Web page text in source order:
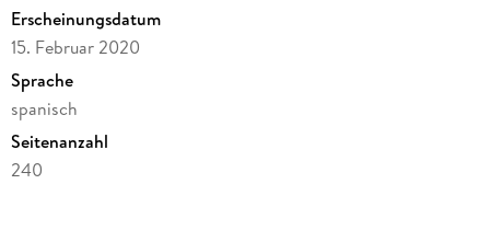
Erscheinungsdatum
15. Februar 2020
Sprache
spanisch
Seitenanzahl
240